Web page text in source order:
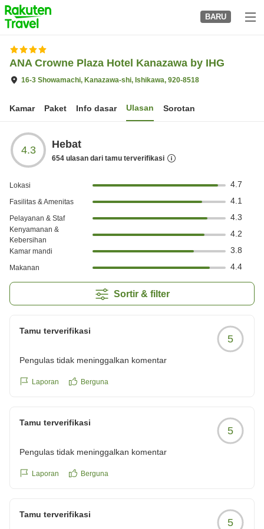
to
top
page
BARU
ANA Crowne Plaza Hotel Kanazawa by IHG
16-3 Showamachi, Kanazawa-shi, Ishikawa, 920-8518
Kamar Paket Info dasar Ulasan Sorotan
4.3 Hebat
654 ulasan dari tamu terverifikasi
Lokasi 4.7
Fasilitas & Amenitas 4.1
Pelayanan & Staf 4.3
Kenyamanan &
Kebersihan
4.2
Kamar mandi 3.8
Makanan 4.4
Sortir & filter
Tamu terverifikasi
5
Pengulas tidak meninggalkan komentar
Laporan Berguna
Tamu terverifikasi
5
Pengulas tidak meninggalkan komentar
Laporan Berguna
Tamu terverifikasi
5